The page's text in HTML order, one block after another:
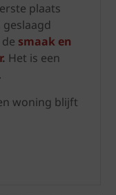
plaats
geslaagd
smaak en
. Het is een
woning blijft